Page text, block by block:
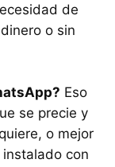
de
o sin
Eso
se precie y
o mejor
con